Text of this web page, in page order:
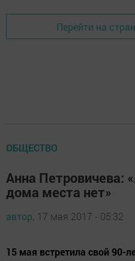
Перейти на
ОБЩЕСТВО
Анна Петровичева:
дома места нет»
автор, 17 мая 2017 - 05:32
15 мая встретила свой 90-